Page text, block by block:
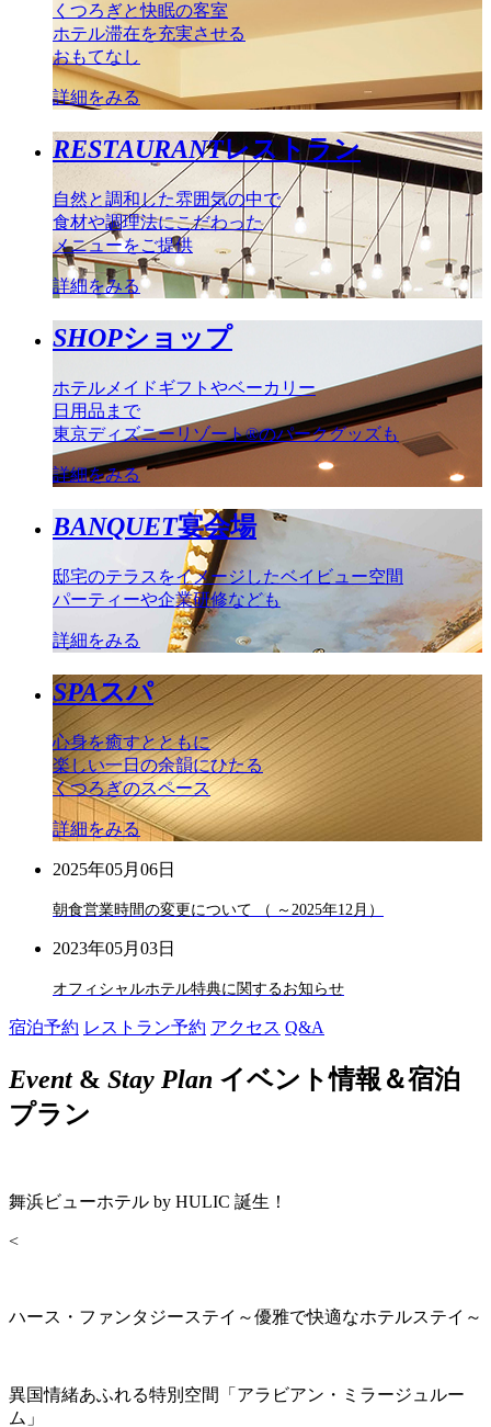
くつろぎと快眠の客室
ホテル滞在を充実させる
おもてなし
詳細をみる
RESTAURANTレストラン
自然と調和した雰囲気の中で
食材や調理法にこだわった
メニューをご提供
詳細をみる
SHOPショップ
ホテルメイドギフトやベーカリー
日用品まで
東京ディズニーリゾート®のパークグッズも
詳細をみる
BANQUET宴会場
邸宅のテラスをイメージしたベイビュー空間
パーティーや企業研修なども
詳細をみる
SPAスパ
心身を癒すとともに
楽しい一日の余韻にひたる
くつろぎのスペース
詳細をみる
2025年05月06日
朝食営業時間の変更について （ ～2025年12月）
2023年05月03日
オフィシャルホテル特典に関するお知らせ
宿泊予約 レストラン予約 アクセス Q&A
Event& Stay Plan イベント情報＆宿泊
プラン
舞浜ビューホテル by HULIC 誕生！
<
ハース・ファンタジーステイ～優雅で快適なホテルステイ～
異国情緒あふれる特別空間「アラビアン・ミラージュルー
ム」